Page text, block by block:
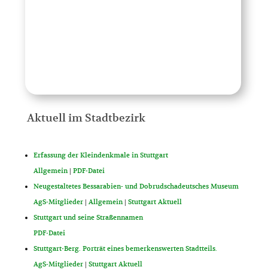
Aktuell im Stadtbezirk
Erfassung der Kleindenkmale in Stuttgart
Allgemein| PDF-Datei
Neugestaltetes Bessarabien- und Dobrudschadeutsches Museum
AgS-Mitglieder| Allgemein| Stuttgart Aktuell
Stuttgart und seine Straßennamen
PDF-Datei
Stuttgart-Berg. Porträt eines bemerkenswerten Stadtteils.
AgS-Mitglieder| Stuttgart Aktuell